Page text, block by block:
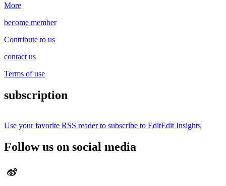
More
become member
Contribute to us
contact us
Terms of use
subscription
Use your favorite RSS reader to subscribe to EditEdit Insights
Follow us on social media